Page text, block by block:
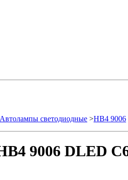
Автолампы светодиодные >HB4 9006
9006 DLED